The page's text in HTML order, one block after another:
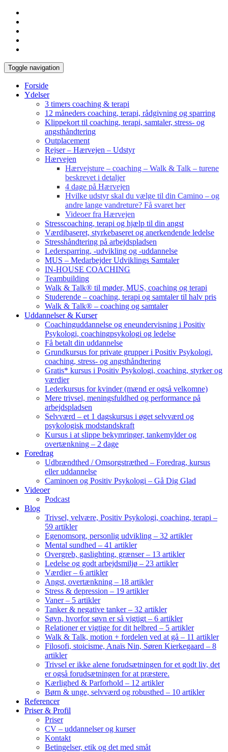
Toggle navigation
Forside
Ydelser
3 timers coaching & terapi
12 måneders coaching, terapi, rådgivning og sparring
Klippekort til coaching, terapi, samtaler, stress- og
angsthåndtering
Outplacement
Rejser – Hærvejen – Udstyr
Hærvejen
Hærvejsture – coaching – Walk & Talk – turene
beskrevet i detaljer
4 dage på Hærvejen
Hvilke udstyr skal du vælge til din Camino – og
andre lange vandreture? Få svaret her
Videoer fra Hærvejen
Stresscoaching, terapi og hjælp til din angst
Værdibaseret, styrkebaseret og anerkendende ledelse
Stresshåndtering på arbejdspladsen
Ledersparring, -udvikling og -uddannelse
MUS – Medarbejder Udviklings Samtaler
IN-HOUSE COACHING
Teambuilding
Walk & Talk® til møder, MUS, coaching og terapi
Studerende – coaching, terapi og samtaler til halv pris
Walk & Talk® – coaching og samtaler
Uddannelser & Kurser
Coachinguddannelse og eneundervisning i Positiv
Psykologi, coachingpsykologi og ledelse
Få betalt din uddannelse
Grundkursus for private grupper i Positiv Psykologi,
coaching, stress- og angsthåndtering
Gratis* kursus i Positiv Psykologi, coaching, styrker og
værdier
Lederkursus for kvinder (mænd er også velkomne)
Mere trivsel, meningsfuldhed og performance på
arbejdspladsen
Selvværd – et 1 dagskursus i øget selvværd og
psykologisk modstandskraft
Kursus i at slippe bekymringer, tankemylder og
overtænkning – 2 dage
Foredrag
Udbrændthed / Omsorgstræthed – Foredrag, kursus
eller uddannelse
Caminoen og Positiv Psykologi – Gå Dig Glad
Videoer
Podcast
Blog
Trivsel, velvære, Positiv Psykologi, coaching, terapi –
59 artikler
Egenomsorg, personlig udvikling – 32 artikler
Mental sundhed – 41 artikler
Overgreb, gaslighting, grænser – 13 artikler
Ledelse og godt arbejdsmiljø – 23 artikler
Værdier – 6 artikler
Angst, overtænkning – 18 artikler
Stress & depression – 19 artikler
Vaner – 5 artikler
Tanker & negative tanker – 32 artikler
Søvn, hvorfor søvn er så vigtigt – 6 artikler
Relationer er vigtige for dit helbred – 5 artikler
Walk & Talk, motion + fordelen ved at gå – 11 artikler
Filosofi, stoicisme, Anaïs Nin, Søren Kierkegaard – 8
artikler
Trivsel er ikke alene forudsætningen for et godt liv, det
er også forudsætningen for at præstere.
Kærlighed & Parforhold – 12 artikler
Børn & unge, selvværd og robusthed – 10 artikler
Referencer
Priser & Profil
Priser
CV – uddannelser og kurser
Kontakt
Betingelser, etik og det med småt